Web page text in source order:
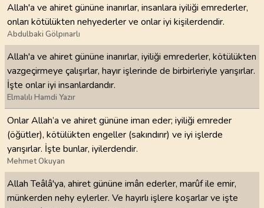
Allah'a ve ahiret gününe inanırlar, insanlara iyiliği emrederler,
onları kötülükten nehyederler ve onlar iyi kişilerdendir.
Abdulbaki Gölpınarlı
Allah'a ve ahiret gününe inanırlar, iyiliği emrederler, kötülükten
vazgeçirmeye çalışırlar, hayır işlerinde de birbirleriyle yarışırlar.
İşte onlar iyi insanlardandır.
Elmalılı Hamdi Yazır
Onlar Allah’a ve ahiret gününe iman eder; iyiliği emreder
(öğütler), kötülükten engeller (sakındırır) ve iyi işlerde
yarışırlar. İşte bunlar, iyilerdendir.
Mehmet Okuyan
Allah Teâlâ'ya, ahiret gününe imân ederler, marûf ile emir,
münkerden nehy eylerler. Ve hayırlı işlere koşarlar ve işte